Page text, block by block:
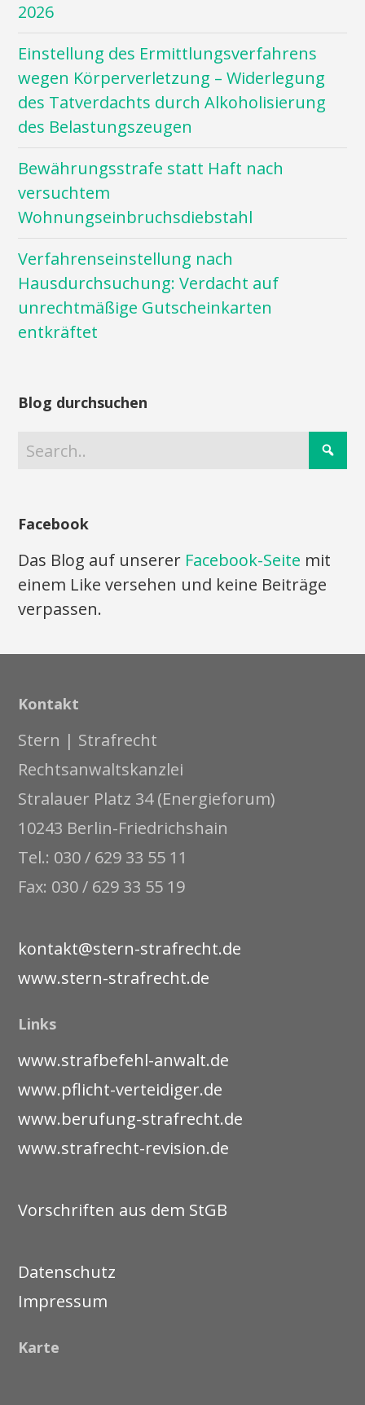
2026
Einstellung des Ermittlungsverfahrens
wegen Körperverletzung – Widerlegung
des Tatverdachts durch Alkoholisierung
des Belastungszeugen
Bewährungsstrafe statt Haft nach
versuchtem
Wohnungseinbruchsdiebstahl
Verfahrenseinstellung nach
Hausdurchsuchung: Verdacht auf
unrechtmäßige Gutscheinkarten
entkräftet
Blog durchsuchen
Facebook
Das Blog auf unserer Facebook-Seite mit
einem Like versehen und keine Beiträge
verpassen.
Kontakt
Stern | Strafrecht
Rechtsanwaltskanzlei
Stralauer Platz 34 (Energieforum)
10243 Berlin-Friedrichshain
Tel.: 030 / 629 33 55 11
Fax: 030 / 629 33 55 19
kontakt@stern-strafrecht.de
www.stern-strafrecht.de
Links
www.strafbefehl-anwalt.de
www.pflicht-verteidiger.de
www.berufung-strafrecht.de
www.strafrecht-revision.de
Vorschriften aus dem StGB
Datenschutz
Impressum
Karte